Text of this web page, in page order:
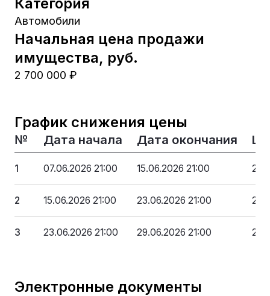
Автомобили
Начальная цена продажи
имущества, руб.
2 700 000 ₽
График снижения цены
№ Дата начала Дата окончания
1 07.06.2026 21:00 15.06.2026 21:00 2
2 15.06.2026 21:00 23.06.2026 21:00 2
3 23.06.2026 21:00 29.06.2026 21:00 2
Электронные документы